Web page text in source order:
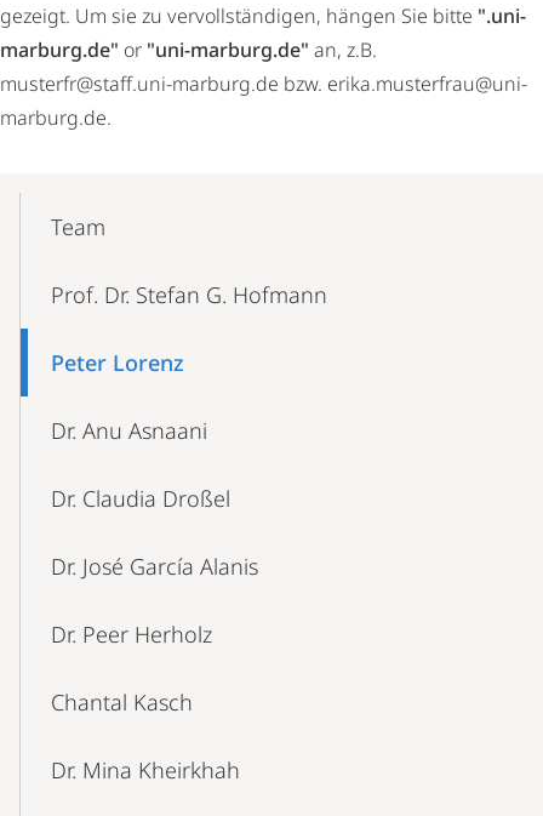
gezeigt. Um sie zu vervollständigen, hängen Sie bitte ".uni-
marburg.de" or "uni-marburg.de" an, z.B.
musterfr@staff.uni-marburg.de bzw. erika.musterfrau@uni-
marburg.de.
Navigation
Team
Prof. Dr. Stefan G. Hofmann
Peter Lorenz
Dr. Anu Asnaani
Dr. Claudia Droßel
Dr. José García Alanis
Dr. Peer Herholz
Chantal Kasch
Dr. Mina Kheirkhah